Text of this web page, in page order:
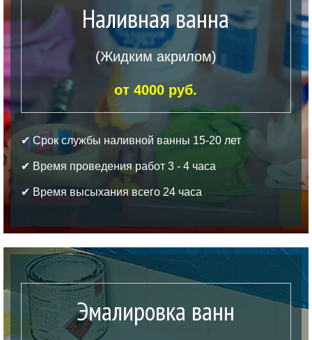
Наливная ванна
(Жидким акрилом)
от 4000 руб.
✔ Срок службы наливной ванны 15-20 лет
✔ Время проведения работ 3 - 4 часа
✔ Время высыхания всего 24 часа
Эмалировка ванн